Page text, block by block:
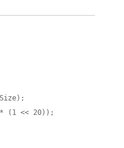
* (1 << 20));